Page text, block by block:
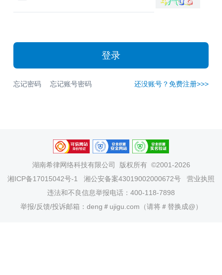
登录
忘记密码 忘记账号密码 还没账号？免费注册>>>
湖南希律网络科技有限公司
版权所有 ©2001-2026
湘ICP备17015042号-1
湘公安备案43019002000672号
营业执照
违法和不良信息举报电话：400-118-7898
举报/反馈/投诉邮箱：deng＃ujigu.com（请将＃替换成@）